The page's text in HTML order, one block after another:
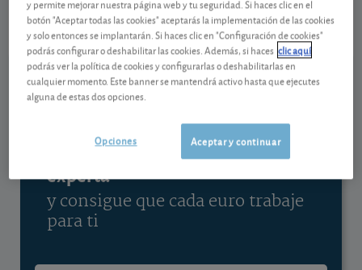
07/08/2026 Milán
-0,006 EUR (-0,23 %)
Ver detalladamente
Contenido reservado a SOCIOS
Gestiona tu dinero con visión
experta
y consigue que cada euro trabaje
para ti
y permite mejorar nuestra página web y tu seguridad. Si haces clic en el
botón "Aceptar todas las cookies" aceptarás la implementación de las cookies
y solo entonces se implantarán. Si haces clic en "Configuración de cookies"
podrás configurar o deshabilitar las cookies. Además, si haces clic aquí
podrás ver la política de cookies y configurarlas o deshabilitarlas en
cualquier momento. Este banner se mantendrá activo hasta que ejecutes
alguna de estas dos opciones.
Aceptar y continuar
Opciones